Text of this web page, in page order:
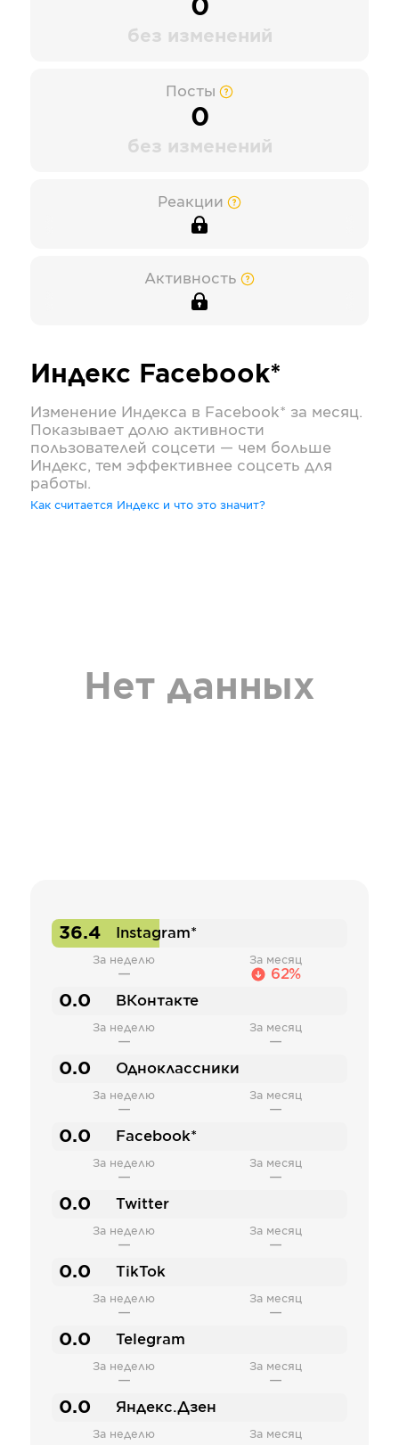
0
без изменений
Посты
0
без изменений
Реакции
Активность
Индекс Facebook*
Изменение Индекса в Facebook* за месяц.
Показывает долю активности
пользователей соцсети — чем больше
Индекс, тем эффективнее соцсеть для
работы.
Как считается Индекс и что это значит?
Нет данных
36.4 Instagram*
За неделю
—
За месяц
62%
0.0 ВКонтакте
За неделю
—
За месяц
—
0.0 Одноклассники
За неделю
—
За месяц
—
0.0 Facebook*
За неделю
—
За месяц
—
0.0 Twitter
За неделю
—
За месяц
—
0.0 TikTok
За неделю
—
За месяц
—
0.0 Telegram
За неделю
—
За месяц
—
0.0 Яндекс.Дзен
За неделю За месяц